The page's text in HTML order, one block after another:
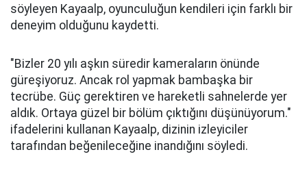
söyleyen Kayaalp, oyunculuğun kendileri için farklı bir
deneyim olduğunu kaydetti.
"Bizler 20 yılı aşkın süredir kameraların önünde
güreşiyoruz. Ancak rol yapmak bambaşka bir
tecrübe. Güç gerektiren ve hareketli sahnelerde yer
aldık. Ortaya güzel bir bölüm çıktığını düşünüyorum."
ifadelerini kullanan Kayaalp, dizinin izleyiciler
tarafından beğenileceğine inandığını söyledi.